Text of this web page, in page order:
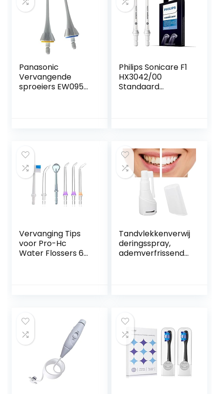
Panasonic
Vervangende
sproeiers EW0950,
Philips Sonicare F1
HX3042/00
Standaard
Vervanging Tips
voor Pro-Hc
Water Flossers 6
1 Periodontale Tip, 1
Tandenborstel
Tandvlekkenverwij
deringsspray,
ademverfrissende